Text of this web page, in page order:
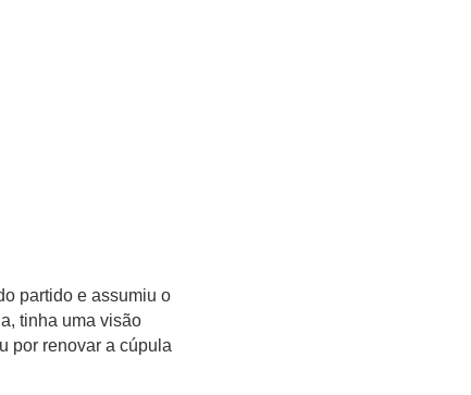
partido e assumiu o
tinha uma visão
por renovar a cúpula